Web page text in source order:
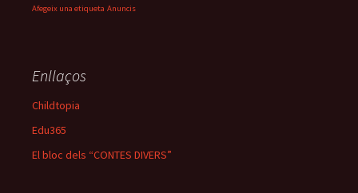
Afegeix una etiqueta Anuncis
Enllaços
Childtopia
Edu365
El bloc dels “CONTES DIVERS”